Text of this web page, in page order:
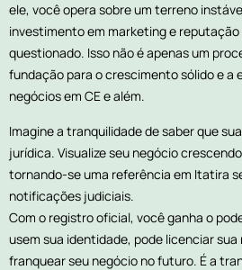
ele, você opera sobre um terreno
investimento em marketing e
questionado. Isso não é apenas um
fundação para o crescimento sólido e a
negócios em CE e além.
Imagine a tranquilidade de saber que
jurídica. Visualize seu negócio
tornando-se uma referência em Itatira
notificações judiciais.
Com o registro oficial, você ganha o
usem sua identidade, pode licenciar
franquear seu negócio no futuro. É a